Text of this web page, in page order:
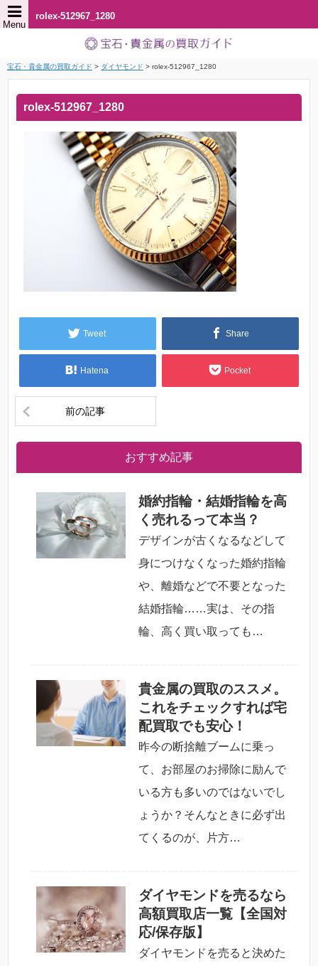
rolex-512967_1280
Menu
宝石・貴金属の買取ガイド > ダイヤモンド > rolex-512967_1280
rolex-512967_1280
Tweet Share
Hatena Pocket
前の記事
おすすめ記事
婚約指輪・結婚指輪を高
く売れるって本当？
デザインが古くなるなどして
身につけなくなった婚約指輪
や、離婚などで不要となった
結婚指輪……実は、その指
輪、高く買い取っても…
貴金属の買取のススメ。
これをチェックすれば宅
配買取でも安心！
昨今の断捨離ブームに乗っ
て、お部屋のお掃除に励んで
いる方も多いのではないでし
ょうか？そんなときに必ず出
てくるのが、片方…
ダイヤモンドを売るなら
高額買取店一覧【全国対
応/保存版】
ダイヤモンドを売ると決めた